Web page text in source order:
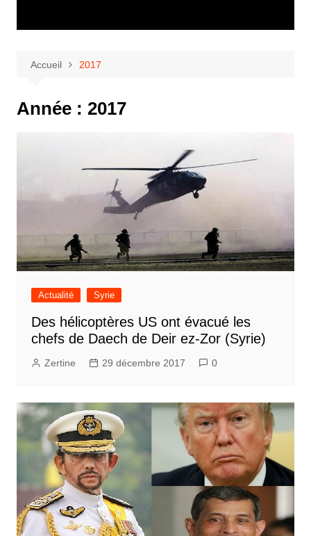
Accueil 2017
Année : 2017
Actualité Syrie
Des hélicoptères US ont évacué les
chefs de Daech de Deir ez-Zor (Syrie)
Zertine 29 décembre 2017 0